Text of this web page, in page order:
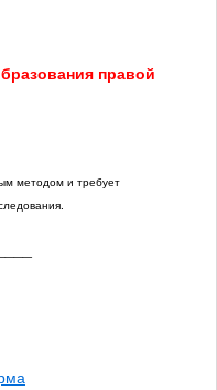
правой
методом и требует